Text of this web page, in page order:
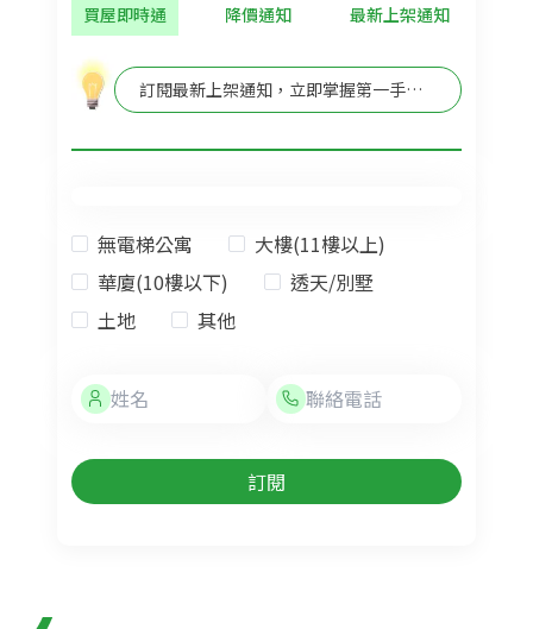
買屋即時通 降價通知 最新上架通知
訂閱最新上架通知，立即掌握第一手買屋資訊
無電梯公寓
大樓(11樓以上)
華廈(10樓以下)
透天/別墅
土地
其他
訂閱